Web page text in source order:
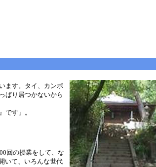
ます。タイ、カンボ
ぱり居つかないから
です」。
回の授業をして、な
いて、いろんな世代